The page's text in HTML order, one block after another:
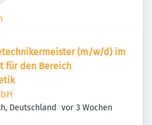
(m/w/d) im
für den Bereich
Deutschland Veröffentlicht
vor 3 Wochen